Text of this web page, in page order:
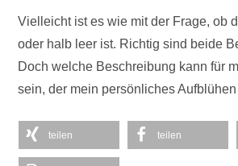
Vielleicht ist es wie mit der Frage, ob
oder halb leer ist. Richtig sind beide
Doch welche Beschreibung kann für
sein, der mein persönliches
teilen teilen